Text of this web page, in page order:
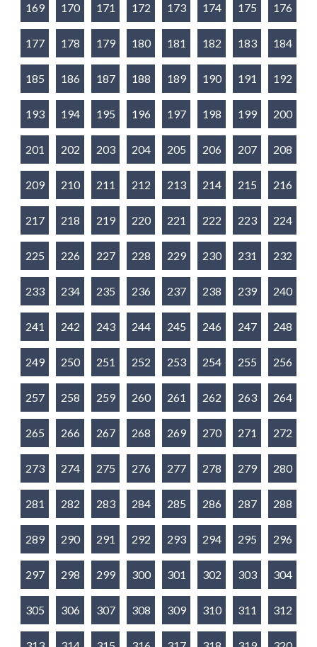
169 170 171 172 173 174 175 176
177 178 179 180 181 182 183 184
185 186 187 188 189 190 191 192
193 194 195 196 197 198 199 200
201 202 203 204 205 206 207 208
209 210 211 212 213 214 215 216
217 218 219 220 221 222 223 224
225 226 227 228 229 230 231 232
233 234 235 236 237 238 239 240
241 242 243 244 245 246 247 248
249 250 251 252 253 254 255 256
257 258 259 260 261 262 263 264
265 266 267 268 269 270 271 272
273 274 275 276 277 278 279 280
281 282 283 284 285 286 287 288
289 290 291 292 293 294 295 296
297 298 299 300 301 302 303 304
305 306 307 308 309 310 311 312